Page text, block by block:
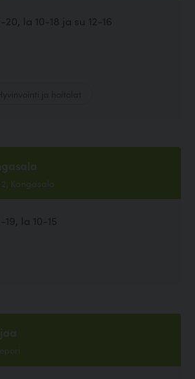
la 10-18 ja su 12-16
Kangasala
la 10-15